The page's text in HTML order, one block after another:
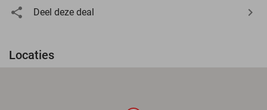
Deel deze deal
Locaties